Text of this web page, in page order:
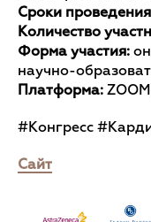
Сроки
Количество
Форма участия:
научно-
Платформа:
#Конгресс
Сайт